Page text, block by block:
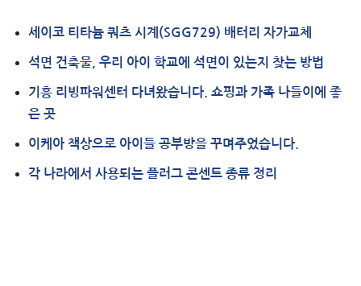
세이코 티타늄 쿼츠 시계(SGG729) 배터리 자가교체
석면 건축물, 우리 아이 학교에 석면이 있는지 찾는 방법
기흥 리빙파워센터 다녀왔습니다. 쇼핑과 가족 나들이에 좋
은 곳
이케아 책상으로 아이들 공부방을 꾸며주었습니다.
각 나라에서 사용되는 플러그 콘센트 종류 정리